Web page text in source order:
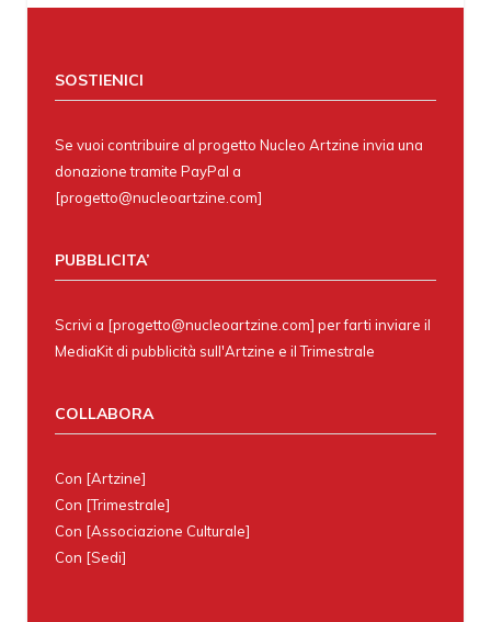
SOSTIENICI
Se vuoi contribuire al progetto Nucleo Artzine invia una
donazione tramite PayPal a
[progetto@nucleoartzine.com]
PUBBLICITA’
Scrivi a [progetto@nucleoartzine.com] per farti inviare il
MediaKit di pubblicità sull'Artzine e il Trimestrale
COLLABORA
Con [Artzine]
Con [Trimestrale]
Con [Associazione Culturale]
Con [Sedi]